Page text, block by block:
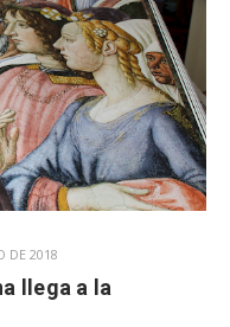
DE 2018
llega a la